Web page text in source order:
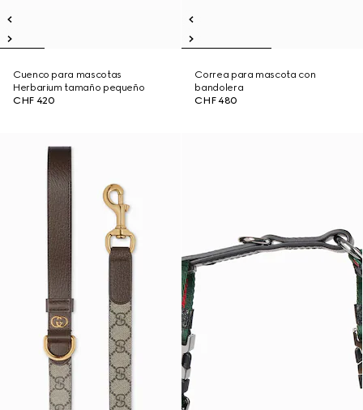
Cuenco para mascotas
Herbarium tamaño pequeño
CHF 420
Correa para mascota con
bandolera
CHF 480